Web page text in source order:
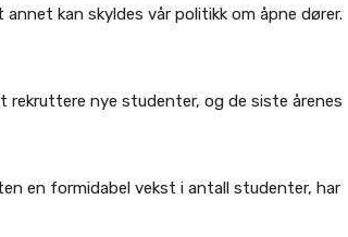
kan skyldes vår politikk om åpne dører.
nye studenter, og de siste årenes
en formidabel vekst i antall studenter, har